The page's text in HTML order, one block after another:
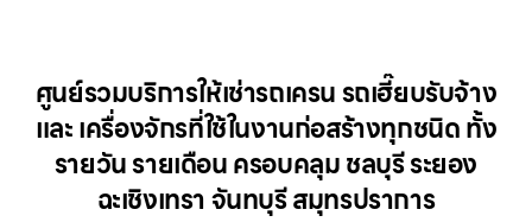
ศูนย์รวมบริการให้เช่ารถเครน รถเฮี๊ยบรับจ้าง
และ เครื่องจักรที่ใช้ในงานก่อสร้างทุกชนิด ทั้ง
รายวัน รายเดือน ครอบคลุม ชลบุรี ระยอง
ฉะเชิงเทรา จันทบุรี สมุทรปราการ